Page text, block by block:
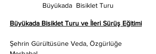
Büyükada  Bisiklet Turu
Büyükada Bisiklet Turu ve İleri Sürüş Eğitimi
Şehrin Gürültüsüne Veda, Özgürlüğe